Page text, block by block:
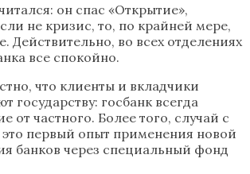
он спас «Открытие»,
не кризис, то, по крайней мере,
Действительно, во всех отделениях
все спокойно.
что клиенты и вкладчики
государству: госбанк всегда
от частного. Более того, случай с
первый опыт применения новой
банков через специальный фонд